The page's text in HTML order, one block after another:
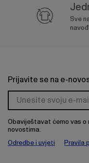
Sve
Prijavite se na e-
Obaviještavat ćemo vas o
novostima.
Odredbe i uvjeti
Pravila